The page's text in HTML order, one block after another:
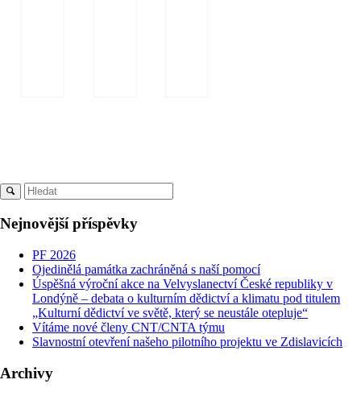
Nejnovější příspěvky
PF 2026
Ojedinělá památka zachráněná s naší pomocí
Úspěšná výroční akce na Velvyslanectví České republiky v
Londýně – debata o kulturním dědictví a klimatu pod titulem
„Kulturní dědictví ve světě, který se neustále otepluje“
Vítáme nové členy CNT/CNTA týmu
Slavnostní otevření našeho pilotního projektu ve Zdislavicích
Archivy